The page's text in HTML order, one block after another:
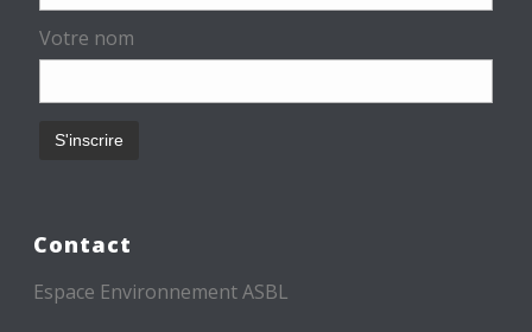
Votre nom
Contact
Espace Environnement ASBL